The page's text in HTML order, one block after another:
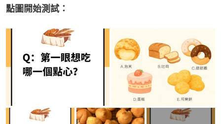
點圖開始測試：